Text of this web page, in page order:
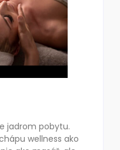
jadrom pobytu.
wellness ako